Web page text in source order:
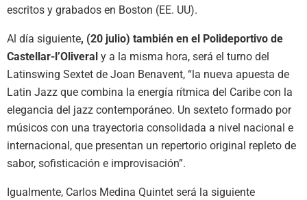
escritos y grabados en Boston (EE. UU).
Al día siguiente, (20 julio) también en el Polideportivo de
Castellar-l’Oliveral y a la misma hora, será el turno del
Latinswing Sextet de Joan Benavent, “la nueva apuesta de
Latin Jazz que combina la energía rítmica del Caribe con la
elegancia del jazz contemporáneo. Un sexteto formado por
músicos con una trayectoria consolidada a nivel nacional e
internacional, que presentan un repertorio original repleto de
sabor, sofisticación e improvisación”.
Igualmente, Carlos Medina Quintet será la siguiente